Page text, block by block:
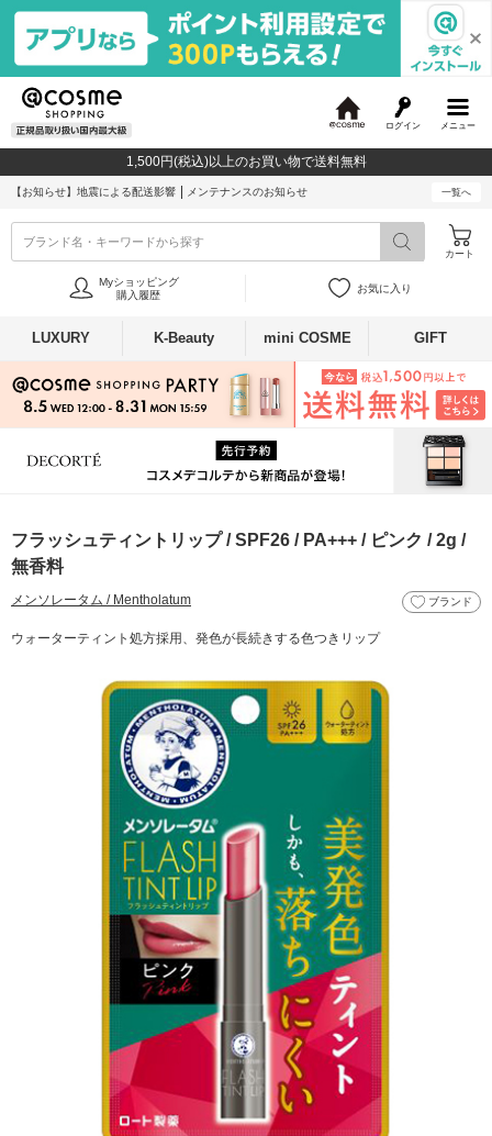
メニュー
ログイン
c
o
1,500円(税込)以上のお買い物で送料無料
【お知らせ】 地震による配送影響 メンテナンスのお知らせ 一覧へ
ブランド名・キーワードから探す
カート
Myショッピング
購入履歴
お気に入り
LUXURY K-Beauty mini COSME GIFT
フラッシュティントリップ / SPF26 / PA+++ / ピンク / 2g /
無香料
メンソレータム / Mentholatum ブランド
ウォーターティント処方採用、発色が長続きする色つきリップ